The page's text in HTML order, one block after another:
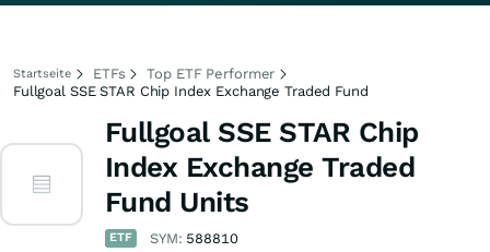
Startseite ETFs
Top ETF Performer
Fullgoal SSE STAR Chip Index Exchange Traded Fund
Fullgoal SSE STAR Chip
Index Exchange Traded
Fund Units
ETF SYM: 588810